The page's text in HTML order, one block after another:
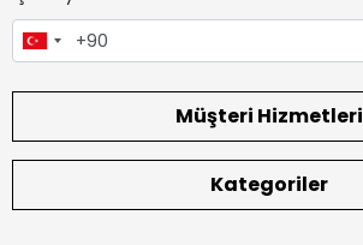
Müşteri Hizmetleri
Kategoriler